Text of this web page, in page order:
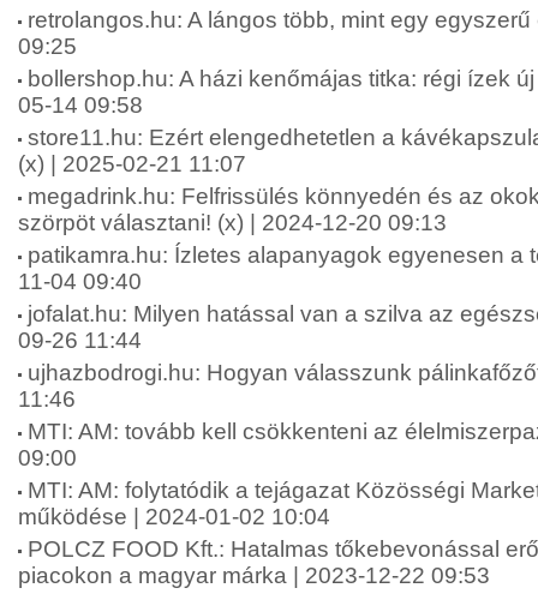
retrolangos.hu: A lángos több, mint egy
09:25
bollershop.hu: A házi kenőmájas titka: régi ízek
05-14 09:58
store11.hu: Ezért elengedhetetlen a
(x) | 2025-02-21 11:07
megadrink.hu: Felfrissülés könnyedén és az
szörpöt választani! (x) | 2024-12-20 09:13
patikamra.hu: Ízletes alapanyagok egyenesen a
11-04 09:40
jofalat.hu: Milyen hatással van a szilva az
09-26 11:44
ujhazbodrogi.hu: Hogyan válasszunk
11:46
MTI: AM: tovább kell csökkenteni az
09:00
MTI: AM: folytatódik a tejágazat Közösségi
működése | 2024-01-02 10:04
POLCZ FOOD Kft.: Hatalmas tőkebevonással
piacokon a magyar márka | 2023-12-22 09:53